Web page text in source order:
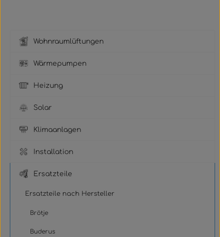
Wohnraumlüftungen
Wärmepumpen
Heizung
Solar
Klimaanlagen
Installation
Ersatzteile
Ersatzteile nach Hersteller
Brötje
Buderus